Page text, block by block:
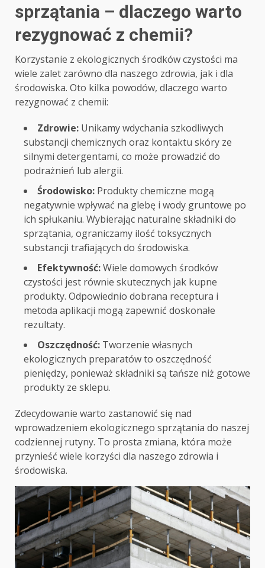
sprzątania – dlaczego warto
rezygnować z chemii?
Korzystanie z ekologicznych środków czystości ma
wiele zalet zarówno dla naszego zdrowia, jak i dla
środowiska. Oto kilka powodów, dlaczego warto
rezygnować z chemii:
Zdrowie: Unikamy wdychania szkodliwych
substancji chemicznych oraz kontaktu skóry ze
silnymi detergentami, co może prowadzić do
podrażnień lub alergii.
Środowisko: Produkty chemiczne mogą
negatywnie wpływać na glebę i wody gruntowe po
ich spłukaniu. Wybierając naturalne składniki do
sprzątania, ograniczamy ilość toksycznych
substancji trafiających do środowiska.
Efektywność:Wiele domowych środków
czystości jest równie skutecznych jak kupne
produkty. Odpowiednio dobrana receptura i
metoda aplikacji mogą zapewnić doskonałe
rezultaty.
Oszczędność: Tworzenie własnych
ekologicznych preparatów to oszczędność
pieniędzy, ponieważ składniki są tańsze niż gotowe
produkty ze sklepu.
Zdecydowanie warto zastanowić się nad
wprowadzeniem ekologicznego sprzątania do naszej
codziennej rutyny. To prosta zmiana, która może
przynieść wiele korzyści dla naszego zdrowia i
środowiska.